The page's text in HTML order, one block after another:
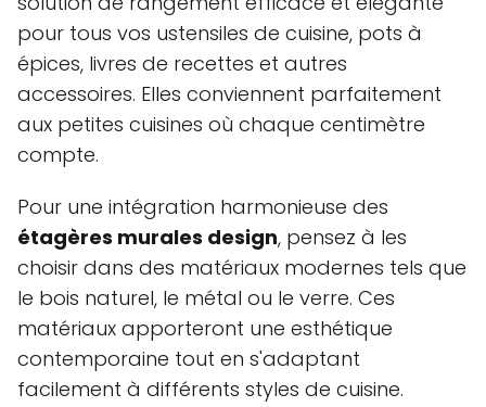
pour tous vos ustensiles de cuisine, pots à
épices, livres de recettes et autres
accessoires. Elles conviennent parfaitement
aux petites cuisines où chaque centimètre
compte.
Pour une intégration harmonieuse des
étagères murales design, pensez à les
choisir dans des matériaux modernes tels que
le bois naturel, le métal ou le verre. Ces
matériaux apporteront une esthétique
contemporaine tout en s'adaptant
facilement à différents styles de cuisine.